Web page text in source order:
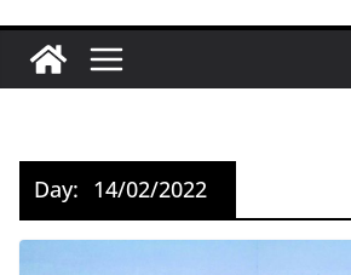
Day: 14/02/2022